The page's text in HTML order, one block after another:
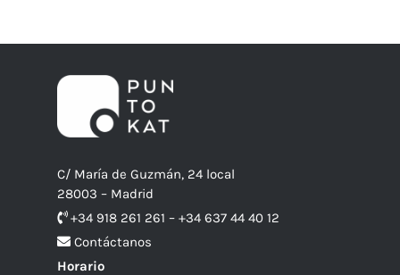
C/ María de Guzmán, 24 local
28003 – Madrid
+34 918 261 261 – +34 637 44 40 12
Contáctanos
Horario